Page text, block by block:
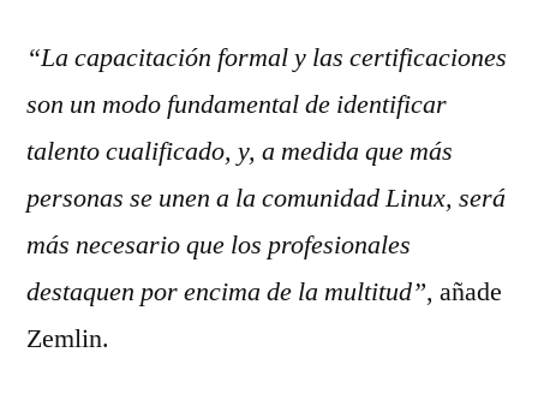
“La capacitación formal y las certificaciones
son un modo fundamental de identificar
talento cualificado, y, a medida que más
personas se unen a la comunidad Linux, será
más necesario que los profesionales
destaquen por encima de la multitud”, añade
Zemlin.